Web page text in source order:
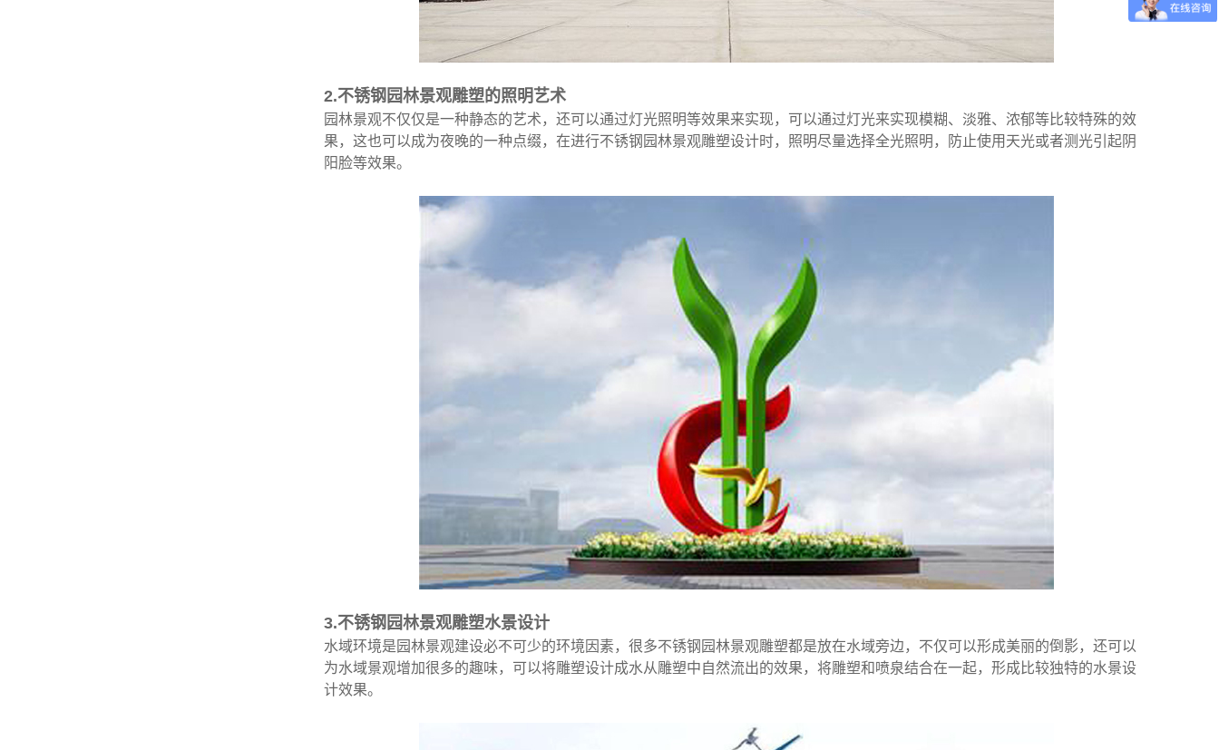
2.不锈钢园林景观雕塑的照明艺术
园林景观不仅仅是一种静态的艺术，还可以通过灯光照明等效果来实现，可以通过灯光来实现模糊、淡雅、浓郁等比较特殊的效
果，这也可以成为夜晚的一种点缀，在进行不锈钢园林景观雕塑设计时，照明尽量选择全光照明，防止使用天光或者测光引起阴
阳脸等效果。
3.不锈钢园林景观雕塑水景设计
水域环境是园林景观建设必不可少的环境因素，很多不锈钢园林景观雕塑都是放在水域旁边，不仅可以形成美丽的倒影，还可以
为水域景观增加很多的趣味，可以将雕塑设计成水从雕塑中自然流出的效果，将雕塑和喷泉结合在一起，形成比较独特的水景设
计效果。